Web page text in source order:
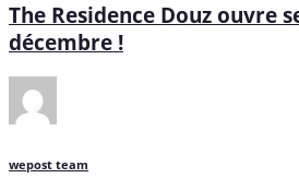
The Residence Douz ouvre
décembre !
wepost team